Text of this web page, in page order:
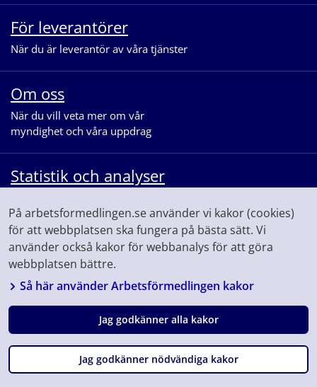
På arbetsformedlingen.se använder vi kakor (cookies)
för att webbplatsen ska fungera på bästa sätt. Vi
använder också kakor för webbanalys för att göra
webbplatsen bättre.
Så här använder Arbetsförmedlingen kakor
Jag godkänner alla kakor
Jag godkänner nödvändiga kakor
För leverantörer
När du är leverantör av våra tjänster
Om oss
När du vill veta mer om vår
myndighet och våra uppdrag
Statistik och analyser
våra analyser för arbetsmarknaden
Följ oss på Facebook Linkedin Youtube Instagram